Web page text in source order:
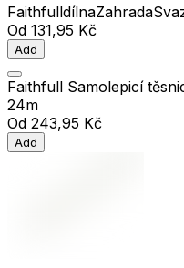
FaithfulldílnaZahrada
Od 131,95 Kč
Add
Faithfull Samolepicí
24m
Od 243,95 Kč
Add